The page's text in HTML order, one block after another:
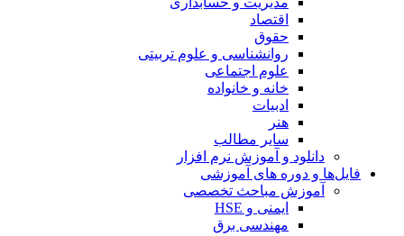
اقتصاد
حقوق
روانشناسی و علوم تربیتی
علوم اجتماعی
خانه و خانواده
ادبیات
هنر
سایر مطالب
دانلود و آموزش نرم افزار
فایل‌ها و دوره های آموزشی
آموزش مباحث تخصصی
ایمنی و HSE
مهندسی برق